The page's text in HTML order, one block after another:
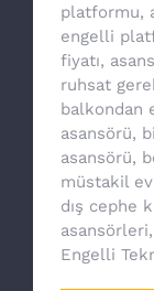
platformu,
engelli
fiyatı,
ruhsat
balkondan
asansörü,
asansörü,
müstakil
dış cephe
asansörleri,
Engelli